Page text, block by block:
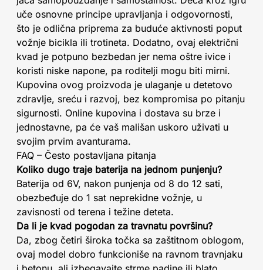
uče osnovne principe upravljanja i odgovornosti,
što je odlična priprema za buduće aktivnosti poput
vožnje bicikla ili trotineta. Dodatno, ovaj električni
kvad je potpuno bezbedan jer nema oštre ivice i
koristi niske napone, pa roditelji mogu biti mirni.
Kupovina ovog proizvoda je ulaganje u detetovo
zdravlje, sreću i razvoj, bez kompromisa po pitanju
sigurnosti. Online kupovina i dostava su brze i
jednostavne, pa će vaš mališan uskoro uživati u
svojim prvim avanturama.
FAQ – Često postavljana pitanja
Koliko dugo traje baterija na jednom punjenju?
Baterija od 6V, nakon punjenja od 8 do 12 sati,
obezbeđuje do 1 sat neprekidne vožnje, u
zavisnosti od terena i težine deteta.
Da li je kvad pogodan za travnatu površinu?
Da, zbog četiri široka točka sa zaštitnom oblogom,
ovaj model dobro funkcioniše na ravnom travnjaku